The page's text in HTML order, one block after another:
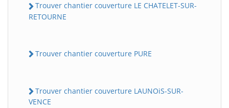
Trouver chantier couverture LE CHATELET-SUR-
RETOURNE
Trouver chantier couverture PURE
Trouver chantier couverture LAUNOiS-SUR-
VENCE